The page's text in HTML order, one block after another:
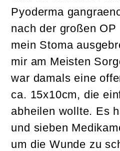
Pyoderma
nach der großen
mein Stoma
mir am Meisten
war damals eine
ca. 15x10cm, die
abheilen wollte. Es
und sieben
um die Wunde zu